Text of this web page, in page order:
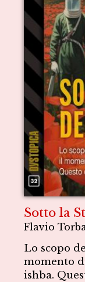
Sotto la
Flavio Torba
Lo scopo
momento
ishba.